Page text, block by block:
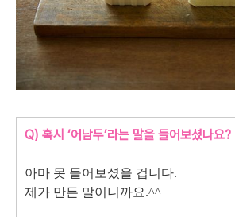
Q) 혹시 ‘어남두’라는 말을 들어보셨나요?
아마 못 들어보셨을 겁니다.
제가 만든 말이니까요.^^